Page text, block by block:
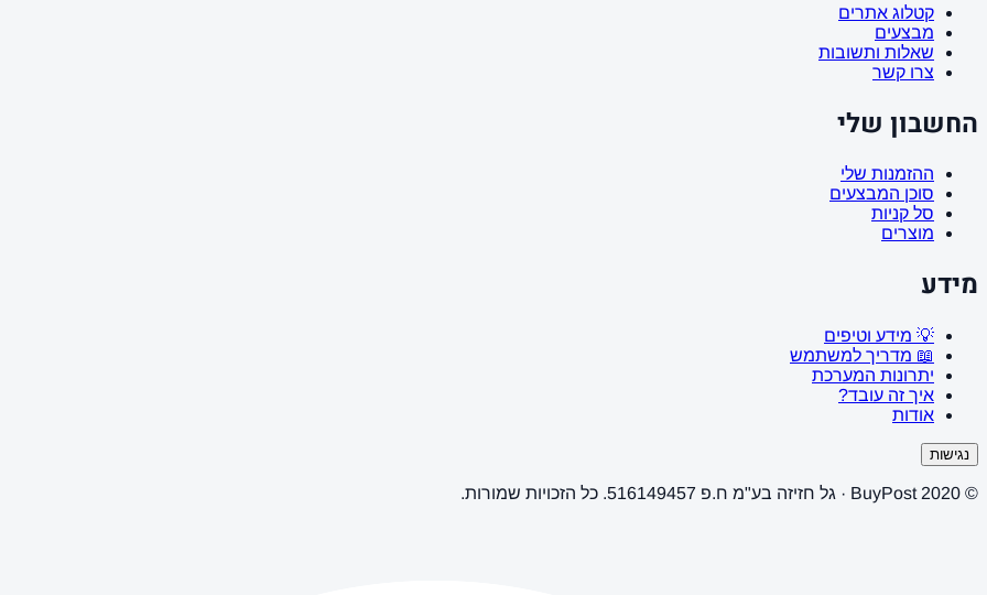
קטלוג אתרים
מבצעים
שאלות ותשובות
צרו קשר
החשבון שלי
ההזמנות שלי
סוכן המבצעים
סל קניות
מוצרים
מידע
💡 מידע וטיפים
📖 מדריך למשתמש
יתרונות המערכת
איך זה עובד?
אודות
נגישות
© 2020 BuyPost · גל חזיזה בע"מ ח.פ 516149457. כל הזכויות שמורות.